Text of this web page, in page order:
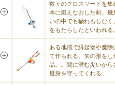
数々のクロスソードを集
本に鍛えなおした剣。幾
いの中でも穢れもしなく
をもたらしたといわれる
ある地域で縁起物や魔除
て作られる、矢の形をし
品。。闇に潜む災いから
度身を守ってくれる。